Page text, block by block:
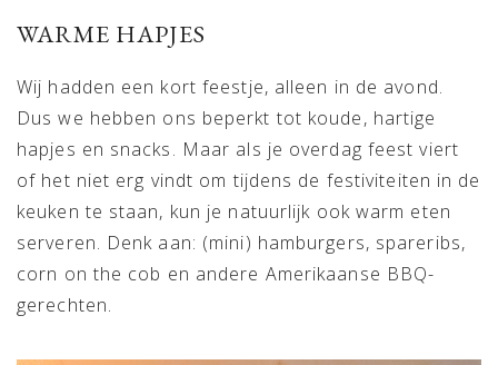
WARME HAPJES
Wij hadden een kort feestje, alleen in de avond.
Dus we hebben ons beperkt tot koude, hartige
hapjes en snacks. Maar als je overdag feest viert
of het niet erg vindt om tijdens de festiviteiten in de
keuken te staan, kun je natuurlijk ook warm eten
serveren. Denk aan: (mini) hamburgers, spareribs,
corn on the cob en andere Amerikaanse BBQ-
gerechten.